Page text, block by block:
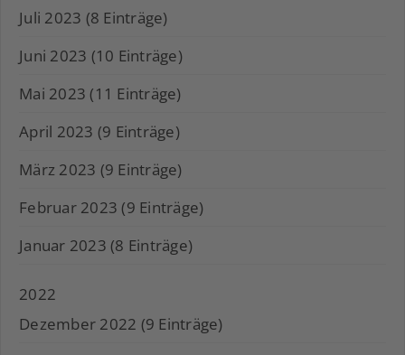
Juli 2023 (8 Einträge)
Juni 2023 (10 Einträge)
Mai 2023 (11 Einträge)
April 2023 (9 Einträge)
März 2023 (9 Einträge)
Februar 2023 (9 Einträge)
Januar 2023 (8 Einträge)
2022
Dezember 2022 (9 Einträge)